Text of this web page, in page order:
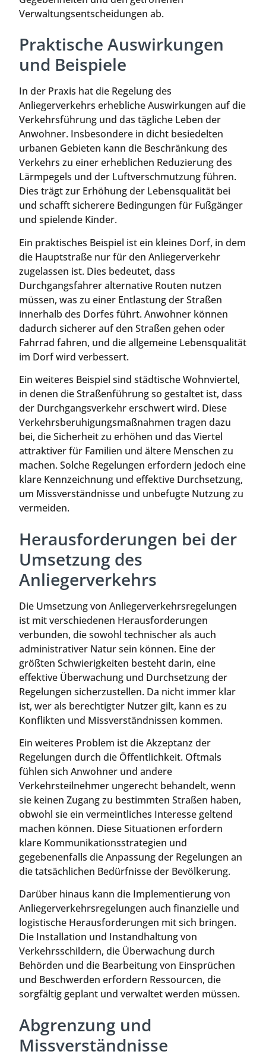
Verwaltungsentscheidungen ab.
Praktische Auswirkungen
und Beispiele
In der Praxis hat die Regelung des
Anliegerverkehrs erhebliche Auswirkungen auf die
Verkehrsführung und das tägliche Leben der
Anwohner. Insbesondere in dicht besiedelten
urbanen Gebieten kann die Beschränkung des
Verkehrs zu einer erheblichen Reduzierung des
Lärmpegels und der Luftverschmutzung führen.
Dies trägt zur Erhöhung der Lebensqualität bei
und schafft sicherere Bedingungen für Fußgänger
und spielende Kinder.
Ein praktisches Beispiel ist ein kleines Dorf, in dem
die Hauptstraße nur für den Anliegerverkehr
zugelassen ist. Dies bedeutet, dass
Durchgangsfahrer alternative Routen nutzen
müssen, was zu einer Entlastung der Straßen
innerhalb des Dorfes führt. Anwohner können
dadurch sicherer auf den Straßen gehen oder
Fahrrad fahren, und die allgemeine Lebensqualität
im Dorf wird verbessert.
Ein weiteres Beispiel sind städtische Wohnviertel,
in denen die Straßenführung so gestaltet ist, dass
der Durchgangsverkehr erschwert wird. Diese
Verkehrsberuhigungsmaßnahmen tragen dazu
bei, die Sicherheit zu erhöhen und das Viertel
attraktiver für Familien und ältere Menschen zu
machen. Solche Regelungen erfordern jedoch eine
klare Kennzeichnung und effektive Durchsetzung,
um Missverständnisse und unbefugte Nutzung zu
vermeiden.
Herausforderungen bei der
Umsetzung des
Anliegerverkehrs
Die Umsetzung von Anliegerverkehrsregelungen
ist mit verschiedenen Herausforderungen
verbunden, die sowohl technischer als auch
administrativer Natur sein können. Eine der
größten Schwierigkeiten besteht darin, eine
effektive Überwachung und Durchsetzung der
Regelungen sicherzustellen. Da nicht immer klar
ist, wer als berechtigter Nutzer gilt, kann es zu
Konflikten und Missverständnissen kommen.
Ein weiteres Problem ist die Akzeptanz der
Regelungen durch die Öffentlichkeit. Oftmals
fühlen sich Anwohner und andere
Verkehrsteilnehmer ungerecht behandelt, wenn
sie keinen Zugang zu bestimmten Straßen haben,
obwohl sie ein vermeintliches Interesse geltend
machen können. Diese Situationen erfordern
klare Kommunikationsstrategien und
gegebenenfalls die Anpassung der Regelungen an
die tatsächlichen Bedürfnisse der Bevölkerung.
Darüber hinaus kann die Implementierung von
Anliegerverkehrsregelungen auch finanzielle und
logistische Herausforderungen mit sich bringen.
Die Installation und Instandhaltung von
Verkehrsschildern, die Überwachung durch
Behörden und die Bearbeitung von Einsprüchen
und Beschwerden erfordern Ressourcen, die
sorgfältig geplant und verwaltet werden müssen.
Abgrenzung und
Missverständnisse